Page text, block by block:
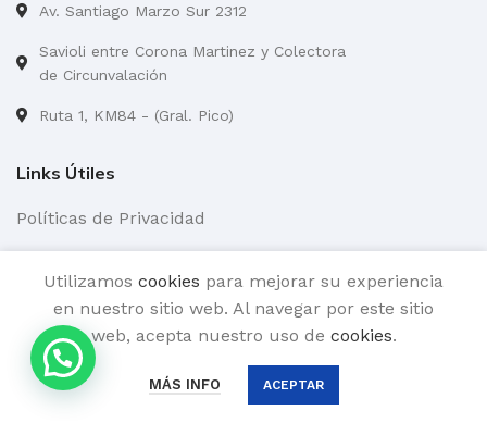
Av. Santiago Marzo Sur 2312
Savioli entre Corona Martinez y Colectora
de Circunvalación
Ruta 1, KM84 - (Gral. Pico)
Links Útiles
Políticas de Privacidad
Acerca de Nosotros
Utilizamos cookies para mejorar su experiencia
en nuestro sitio web. Al navegar por este sitio
web, acepta nuestro uso de cookies.
MÁS INFO ACEPTAR
Lista de deseos